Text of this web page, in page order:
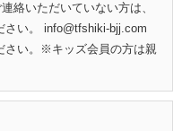
絡いただいていない方は、
さい。 info@tfshiki-bjj.com
さい。※キッズ会員の方は親